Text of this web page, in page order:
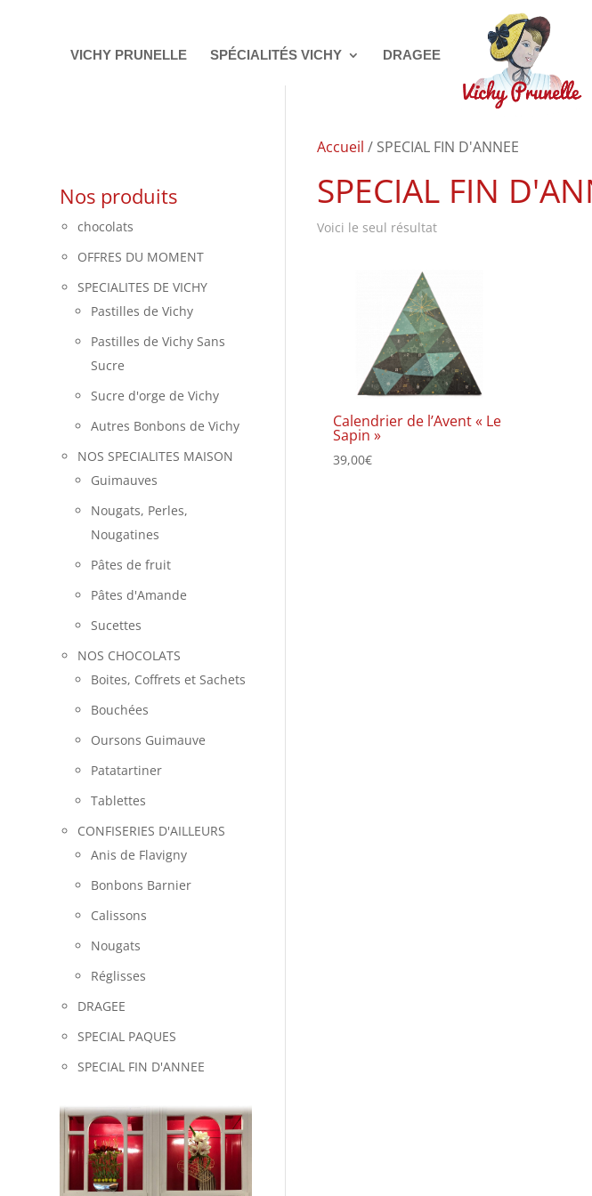
VICHY PRUNELLE SPÉCIALITÉS VICHY DRAGEE
Accueil / SPECIAL FIN D'ANNEE
SPECIAL FIN
Voici le seul résultat
Calendrier de l’Avent « Le
Sapin »
39,00€
Nos produits
chocolats
OFFRES DU MOMENT
SPECIALITES DE VICHY
Pastilles de Vichy
Pastilles de Vichy Sans
Sucre
Sucre d'orge de Vichy
Autres Bonbons de Vichy
NOS SPECIALITES MAISON
Guimauves
Nougats, Perles,
Nougatines
Pâtes de fruit
Pâtes d'Amande
Sucettes
NOS CHOCOLATS
Boites, Coffrets et Sachets
Bouchées
Oursons Guimauve
Patatartiner
Tablettes
CONFISERIES D'AILLEURS
Anis de Flavigny
Bonbons Barnier
Calissons
Nougats
Réglisses
DRAGEE
SPECIAL PAQUES
SPECIAL FIN D'ANNEE